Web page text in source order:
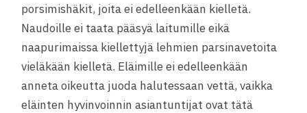
porsimishäkit, joita ei edelleenkään kielletä.
Naudoille ei taata pääsyä laitumille eikä
naapurimaissa kiellettyjä lehmien parsinavetoita
vieläkään kielletä. Eläimille ei edelleenkään
anneta oikeutta juoda halutessaan vettä, vaikka
eläinten hyvinvoinnin asiantuntijat ovat tätä